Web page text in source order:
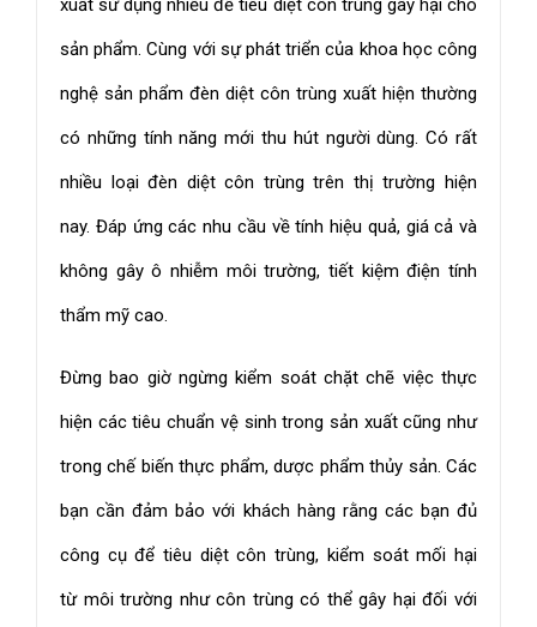
xuất sử dụng nhiều để tiêu diệt côn trùng gây hại cho
sản phẩm. Cùng với sự phát triển của khoa học công
nghệ sản phẩm đèn diệt côn trùng xuất hiện thường
có những tính năng mới thu hút người dùng. Có rất
nhiều loại đèn diệt côn trùng trên thị trường hiện
nay. Đáp ứng các nhu cầu về tính hiệu quả, giá cả và
không gây ô nhiễm môi trường, tiết kiệm điện tính
thẩm mỹ cao.
Đừng bao giờ ngừng kiểm soát chặt chẽ việc thực
hiện các tiêu chuẩn vệ sinh trong sản xuất cũng như
trong chế biến thực phẩm, dược phẩm thủy sản. Các
bạn cần đảm bảo với khách hàng rằng các bạn đủ
công cụ để tiêu diệt côn trùng, kiểm soát mối hại
từ môi trường như côn trùng có thể gây hại đối với